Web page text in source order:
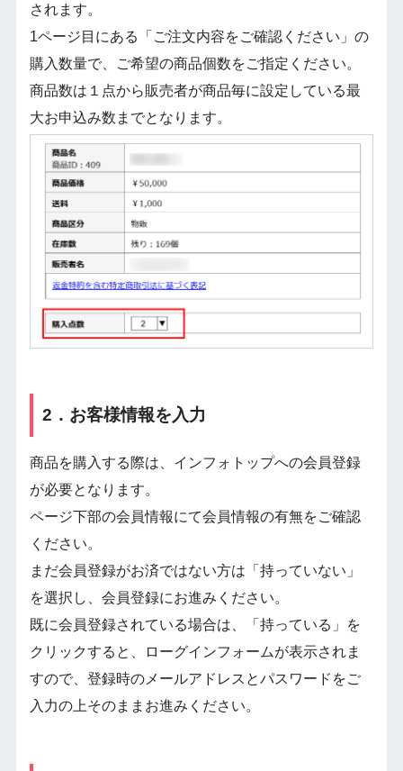
されます。
1ページ目にある「ご注文内容をご確認ください」の
購入数量で、ご希望の商品個数をご指定ください。
商品数は１点から販売者が商品毎に設定している最
大お申込み数までとなります。
2．お客様情報を入力
商品を購入する際は、インフォトップへの会員登録
が必要となります。
ページ下部の会員情報にて会員情報の有無をご確認
ください。
まだ会員登録がお済ではない方は「持っていない」
を選択し、会員登録にお進みください。
既に会員登録されている場合は、「持っている」を
クリックすると、ローグインフォームが表示されま
すので、登録時のメールアドレスとパスワードをご
入力の上そのままお進みください。